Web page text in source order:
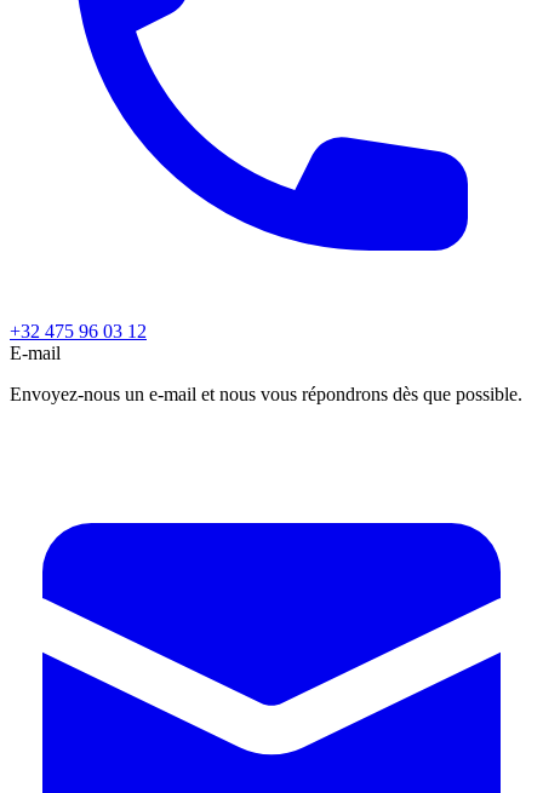
+32 475 96 03 12
E-mail
Envoyez-nous un e-mail et nous vous répondrons dès que possible.